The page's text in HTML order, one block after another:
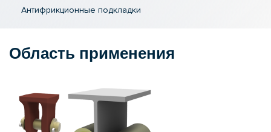
Антифрикционные подкладки
Область применения